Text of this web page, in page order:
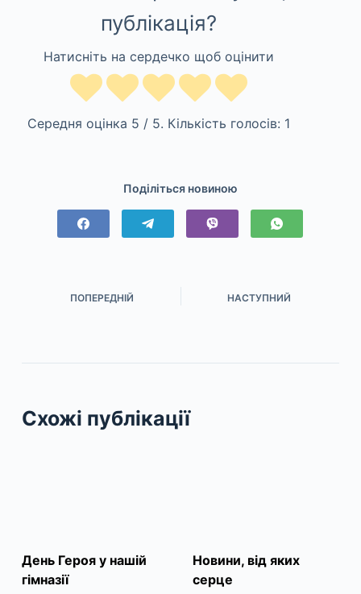
публікація?
Натисніть на сердечко щоб оцінити
Середня оцінка 5 / 5. Кількість голосів: 1
Поділіться новиною
ПОПЕРЕДНІЙ НАСТУПНИЙ
Схожі публікації
День Героя у нашій
гімназії
Новини, від яких
серце